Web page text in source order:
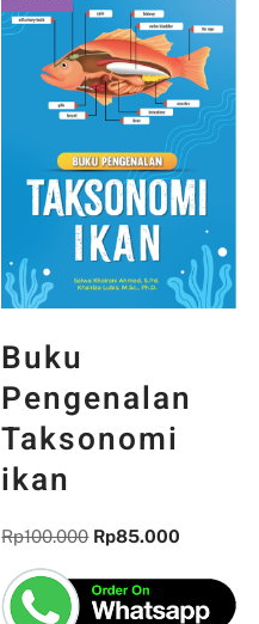
Buku
Pengenalan
Taksonomi
ikan
Rp100.000 Rp85.000